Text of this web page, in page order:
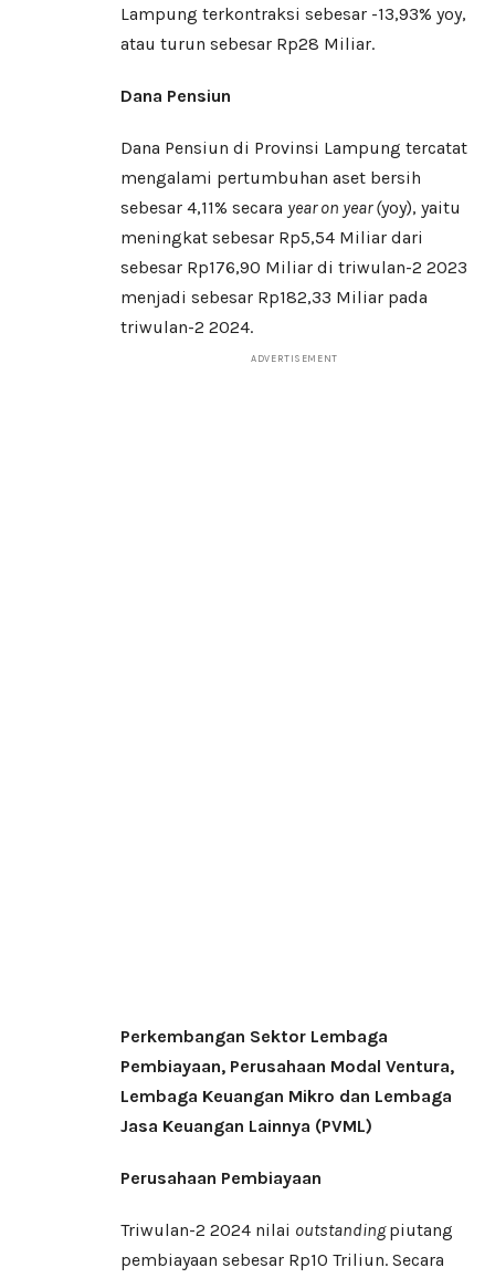
Lampung terkontraksi sebesar -13,93% yoy,
atau turun sebesar Rp28 Miliar.
Dana Pensiun
Dana Pensiun di Provinsi Lampung tercatat
mengalami pertumbuhan aset bersih
sebesar 4,11% secara year on year (yoy), yaitu
meningkat sebesar Rp5,54 Miliar dari
sebesar Rp176,90 Miliar di triwulan-2 2023
menjadi sebesar Rp182,33 Miliar pada
triwulan-2 2024.
ADVERTISEMENT
Perkembangan Sektor Lembaga
Pembiayaan, Perusahaan Modal Ventura,
Lembaga Keuangan Mikro dan Lembaga
Jasa Keuangan Lainnya (PVML)
Perusahaan Pembiayaan
Triwulan-2 2024 nilai outstandingpiutang
pembiayaan sebesar Rp10 Triliun. Secara